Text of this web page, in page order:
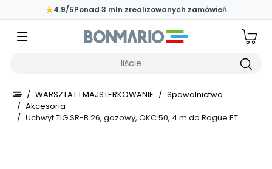
Przejdź do głównej zawartości strony
★4.9/5Ponad 3 mln zrealizowanych zamówień
/ WARSZTAT I MAJSTERKOWANIE / Spawalnictwo
/ Akcesoria
/ Uchwyt TIG SR-B 26, gazowy, OKC 50, 4 m do Rogue ET